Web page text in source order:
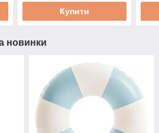
Купити
новинки